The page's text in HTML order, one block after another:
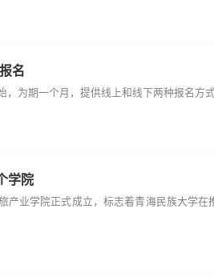
名
为期一个月，提供线上和线下两种报名方式
学院
产业学院正式成立，标志着青海民族大学